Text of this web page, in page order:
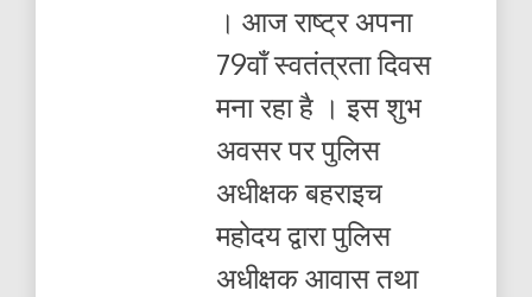
। आज राष्ट्र अपना
79वाँ स्वतंत्रता दिवस
मना रहा है । इस शुभ
अवसर पर पुलिस
अधीक्षक बहराइच
महोदय द्वारा पुलिस
अधीक्षक आवास तथा